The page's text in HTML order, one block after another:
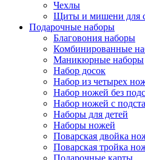
Чехлы
Щиты и мишени для
Подарочные наборы
Благовония наборы
Комбинированные
Маникюрные наборы
Набор досок
Набор из четырех
Набор ножей без
Набор ножей с
Наборы для детей
Наборы ножей
Поварская двойка
Поварская тройка
Подарочные карты